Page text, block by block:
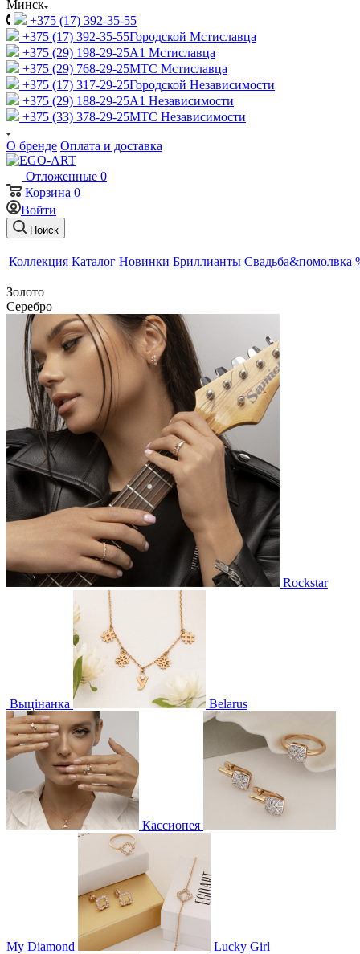
Минск
+375 (17) 392-35-55
+375 (17) 392-35-55Городской Мстиславца
+375 (29) 198-29-25A1 Мстиславца
+375 (29) 768-29-25МТС Мстиславца
+375 (17) 317-29-25Городской Независимости
+375 (29) 188-29-25A1 Независимости
+375 (33) 378-29-25МТС Независимости
О бренде Оплата и доставка
Отложенные 0
Корзина 0
Войти
Поиск
Коллекция Каталог Новинки Бриллианты Свадьба&помолвка
Золото
Серебро
Rockstar
Выцінанка Belarus
Кассиопея
My Diamond Lucky Girl